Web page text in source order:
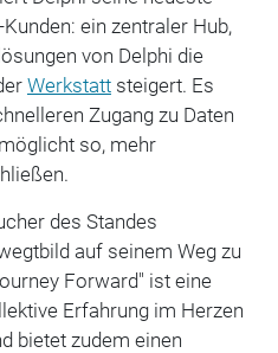
ein zentraler Hub,
von Delphi die
Werkstattsteigert. Es
Zugang zu Daten
so, mehr
des Standes
auf seinem Weg zu
Forward" ist eine
Erfahrung im Herzen
bietet zudem einen